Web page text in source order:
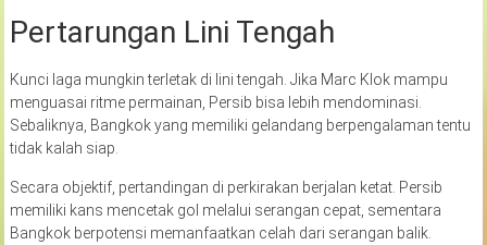
Pertarungan Lini Tengah
Kunci laga mungkin terletak di lini tengah. Jika Marc Klok mampu
menguasai ritme permainan, Persib bisa lebih mendominasi.
Sebaliknya, Bangkok yang memiliki gelandang berpengalaman tentu
tidak kalah siap.
Secara objektif, pertandingan di perkirakan berjalan ketat. Persib
memiliki kans mencetak gol melalui serangan cepat, sementara
Bangkok berpotensi memanfaatkan celah dari serangan balik.